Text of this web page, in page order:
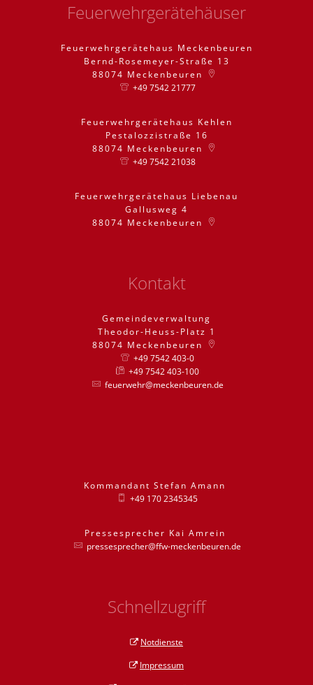
Feuerwehrgerätehäuser
Feuerwehrgerätehaus Meckenbeuren
Bernd-Rosemeyer-Straße 13
88074 Meckenbeuren
+49 7542 21777
Feuerwehrgerätehaus Kehlen
Pestalozzistraße 16
88074 Meckenbeuren
+49 7542 21038
Feuerwehrgerätehaus Liebenau
Gallusweg 4
88074 Meckenbeuren
Kontakt
Gemeindeverwaltung
Theodor-Heuss-Platz 1
88074 Meckenbeuren
+49 7542 403-0
+49 7542 403-100
feuerwehr@meckenbeuren.de
Kommandant Stefan Amann
+49 170 2345345
Pressesprecher Kai Amrein
pressesprecher@ffw-meckenbeuren.de
Schnellzugriff
Notdienste
Impressum